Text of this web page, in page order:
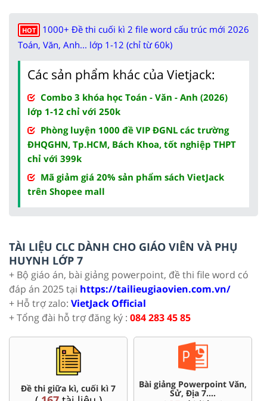
HOT
1000+ Đề thi cuối kì 2 file word cấu trúc mới 2026
Toán, Văn, Anh... lớp 1-12 (chỉ từ 60k)
Các sản phẩm khác của Vietjack:
Combo 3 khóa học Toán - Văn - Anh (2026)
lớp 1-12 chỉ với 250k
Phòng luyện 1000 đề VIP ĐGNL các trường
ĐHQGHN, Tp.HCM, Bách Khoa, tốt nghiệp THPT
chỉ với 399k
Mã giảm giá 20% sản phẩm sách VietJack
trên Shopee mall
TÀI LIỆU CLC DÀNH CHO GIÁO VIÊN VÀ PHỤ
HUYNH LỚP 7
+ Bộ giáo án, bài giảng powerpoint, đề thi file word có
đáp án 2025 tại https://tailieugiaovien.com.vn/
+ Hỗ trợ zalo: VietJack Official
+ Tổng đài hỗ trợ đăng ký : 084 283 45 85
Đề thi giữa kì, cuối kì 7 Bài giảng Powerpoint Văn,
Sử, Địa 7....